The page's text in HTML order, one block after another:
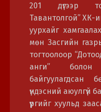
201 дүгээр
Тавантолгой” ХК-
уурхайг
мөн Засгийн
тогтоолоор
анги”
байгуулагдсан
үндэсний аюулгүй
үүргийг хуульд